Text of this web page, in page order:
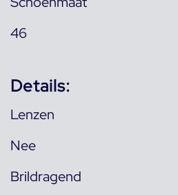
46
Details:
Lenzen
Nee
Brildragend